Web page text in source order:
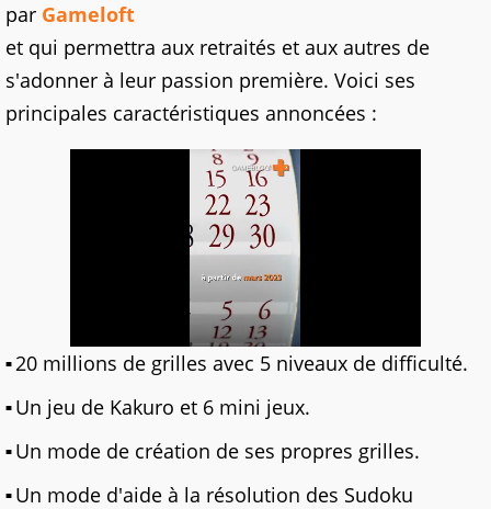
par Gameloft
et qui permettra aux retraités et aux autres de
s'adonner à leur passion première. Voici ses
principales caractéristiques annoncées :
20 millions de grilles avec 5 niveaux de difficulté.
Un jeu de Kakuro et 6 mini jeux.
Un mode de création de ses propres grilles.
Un mode d'aide à la résolution des Sudoku